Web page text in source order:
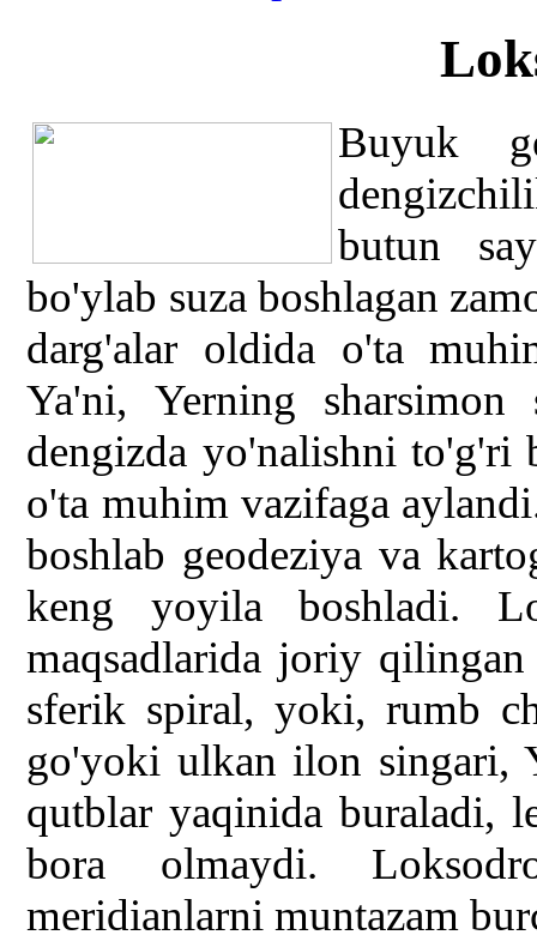
Buyuk
butun
bo'ylab suza boshlagan
darg'alar oldida o'ta
Ya'ni, Yerning
dengizda yo'nalishni to'g'ri
o'ta muhim vazifaga
boshlab geodeziya va
keng yoyila boshladi.
maqsadlarida joriy
sferik spiral, yoki, rumb
go'yoki ulkan ilon singari,
qutblar yaqinida buraladi,
bora olmaydi.
meridianlarni muntazam